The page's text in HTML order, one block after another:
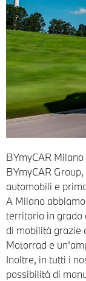
BYmyCAR
BYmyCAR
automobili e
A Milano
territorio in grado
di mobilità grazie
Motorrad e
Inoltre, in tutti i
possibilità di